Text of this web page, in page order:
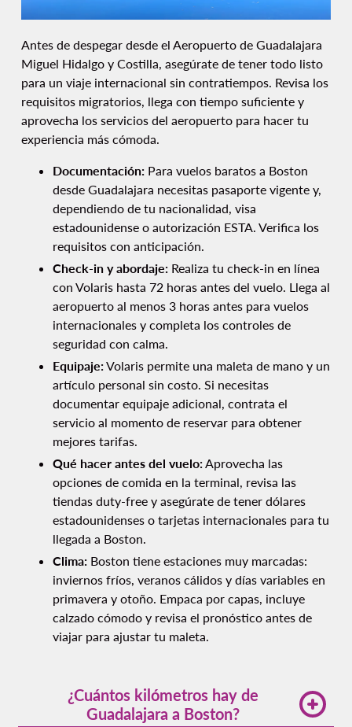
Antes de despegar desde el Aeropuerto de Guadalajara
Miguel Hidalgo y Costilla, asegúrate de tener todo listo
para un viaje internacional sin contratiempos. Revisa los
requisitos migratorios, llega con tiempo suficiente y
aprovecha los servicios del aeropuerto para hacer tu
experiencia más cómoda.
Documentación: Para vuelos baratos a Boston
desde Guadalajara necesitas pasaporte vigente y,
dependiendo de tu nacionalidad, visa
estadounidense o autorización ESTA. Verifica los
requisitos con anticipación.
Check-in y abordaje: Realiza tu check-in en línea
con Volaris hasta 72 horas antes del vuelo. Llega al
aeropuerto al menos 3 horas antes para vuelos
internacionales y completa los controles de
seguridad con calma.
Equipaje:Volaris permite una maleta de mano y un
artículo personal sin costo. Si necesitas
documentar equipaje adicional, contrata el
servicio al momento de reservar para obtener
mejores tarifas.
Qué hacer antes del vuelo:Aprovecha las
opciones de comida en la terminal, revisa las
tiendas duty-free y asegúrate de tener dólares
estadounidenses o tarjetas internacionales para tu
llegada a Boston.
Clima: Boston tiene estaciones muy marcadas:
inviernos fríos, veranos cálidos y días variables en
primavera y otoño. Empaca por capas, incluye
calzado cómodo y revisa el pronóstico antes de
viajar para ajustar tu maleta.
¿Cuántos kilómetros hay de
Guadalajara a Boston?